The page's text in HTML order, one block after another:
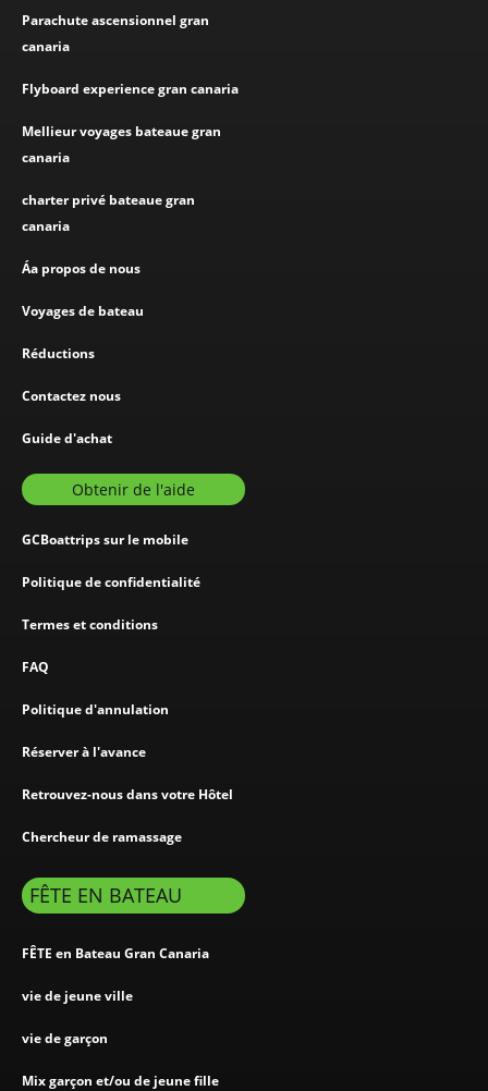
Parachute ascensionnel gran
canaria
Flyboard experience gran canaria
Mellieur voyages bateaue gran
canaria
charter privé bateaue gran
canaria
Áa propos de nous
Voyages de bateau
Réductions
Contactez nous
Guide d'achat
Obtenir de l'aide
GCBoattrips sur le mobile
Politique de confidentialité
Termes et conditions
FAQ
Politique d'annulation
Réserver à l'avance
Retrouvez-nous dans votre Hôtel
Chercheur de ramassage
FÊTE EN BATEAU
FÊTE en Bateau Gran Canaria
vie de jeune ville
vie de garçon
Mix garçon et/ou de jeune fille